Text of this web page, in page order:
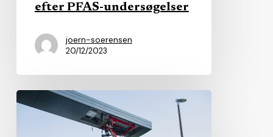
efter PFAS-undersøgelser
joern-soerensen
20/12/2023